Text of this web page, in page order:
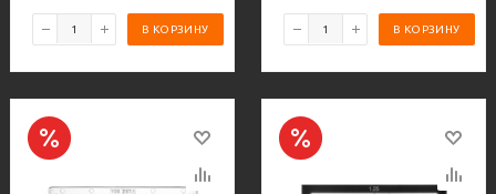
В КОРЗИНУ В КОРЗИНУ